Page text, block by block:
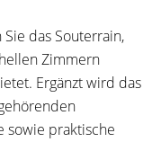
das Souterrain,
Zimmern
Ergänzt wird das
sowie praktische